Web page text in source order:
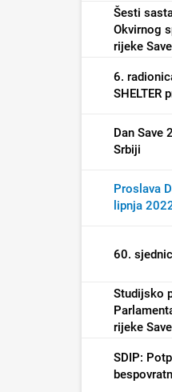
Šesti
Okvirnog
rijeke Save
6.
SHELTER
Dan Save
Srbiji
Proslava
lipnja
60.
Studijsko
rijeke
SDIP: